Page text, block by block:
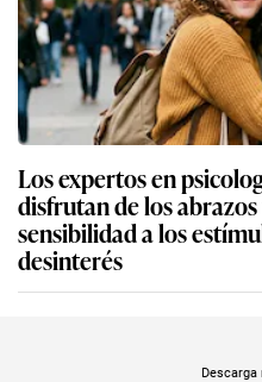
Los expertos en
disfrutan de los
sensibilidad a los
desinterés
Descarga